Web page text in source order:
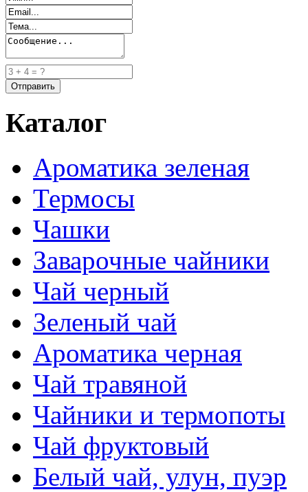
Каталог
Ароматика зеленая
Термосы
Чашки
Заварочные чайники
Чай черный
Зеленый чай
Ароматика черная
Чай травяной
Чайники и термопоты
Чай фруктовый
Белый чай, улун, пуэр